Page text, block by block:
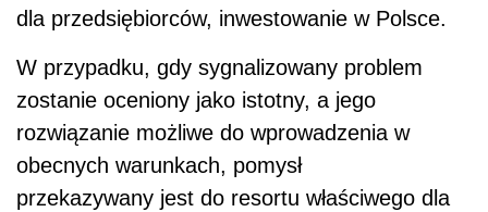
dla przedsiębiorców, inwestowanie w Polsce.
W przypadku, gdy sygnalizowany problem
zostanie oceniony jako istotny, a jego
rozwiązanie możliwe do wprowadzenia w
obecnych warunkach, pomysł
przekazywany jest do resortu właściwego dla